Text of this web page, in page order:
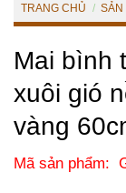
TRANG CHỦ / SẢN
Mai bình
xuôi gió
vàng
Mã sản phẩm: